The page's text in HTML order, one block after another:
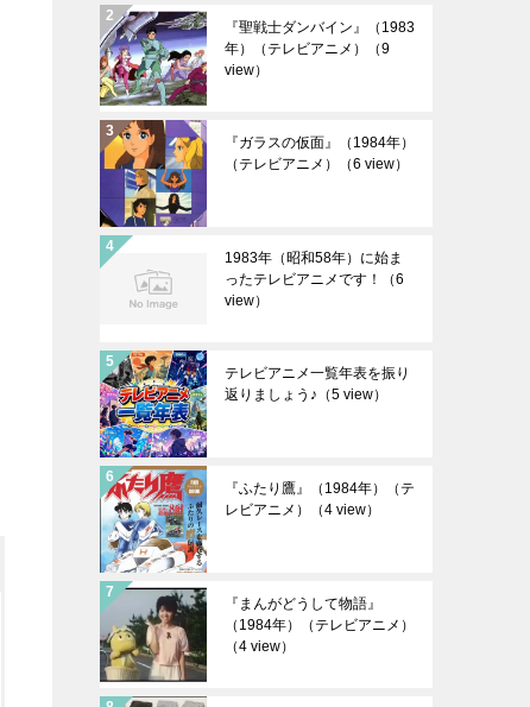
『聖戦士ダンバイン』（1983
年）（テレビアニメ）
（9
view）
『ガラスの仮面』（1984年）
（テレビアニメ）
（6 view）
1983年（昭和58年）に始ま
ったテレビアニメです！
（6
view）
テレビアニメ一覧年表を振り
返りましょう♪ （5 view）
『ふたり鷹』（1984年）（テ
レビアニメ）
（4 view）
『まんがどうして物語』
（1984年）（テレビアニメ）
（4 view）